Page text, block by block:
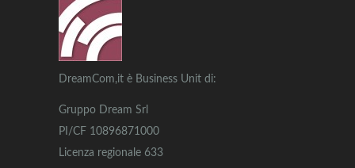
DreamCom,it è Business Unit di:
Gruppo Dream Srl
PI/CF 10896871000
Licenza regionale 633